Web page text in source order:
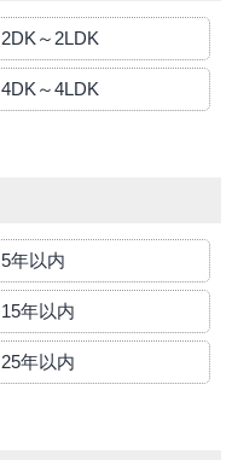
2DK～2LDK
4DK～4LDK
5年以内
15年以内
25年以内